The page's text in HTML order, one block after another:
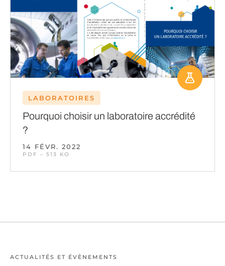
LABORATOIRES
Pourquoi choisir un laboratoire accrédité
?
14 FÉVR. 2022
PDF – 513 KO
ACTUALITÉS ET ÉVÈNEMENTS